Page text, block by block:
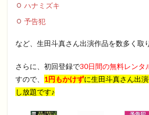
ハナミズキ
予告犯
など、生田斗真さん出演作品を数多く取
さらに、初回登録で30日間の無料レンタ
すので、 1円もかけずに生田斗真さん出
し放題です♪